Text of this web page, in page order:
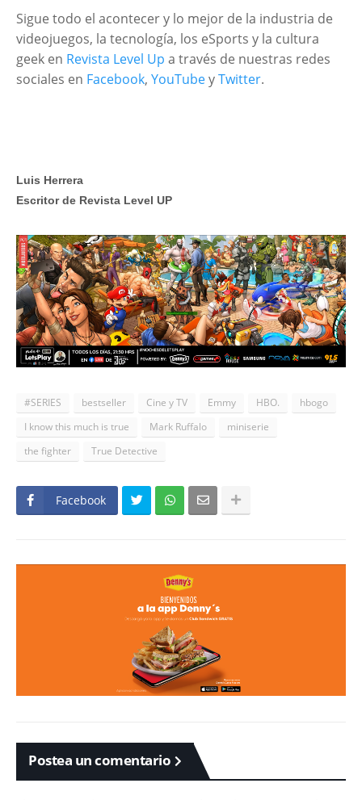
Sigue todo el acontecer y lo mejor de la industria de
videojuegos, la tecnología, los eSports y la cultura
geek en Revista Level Up a través de nuestras redes
sociales en Facebook, YouTubeyTwitter.
Luis Herrera
Escritor de Revista Level UP
#SERIES bestseller Cine y TV Emmy HBO.
hbogo
I know this much is true
Mark Ruffalo
miniserie
the fighter
True Detective
Facebook
Postea un comentario